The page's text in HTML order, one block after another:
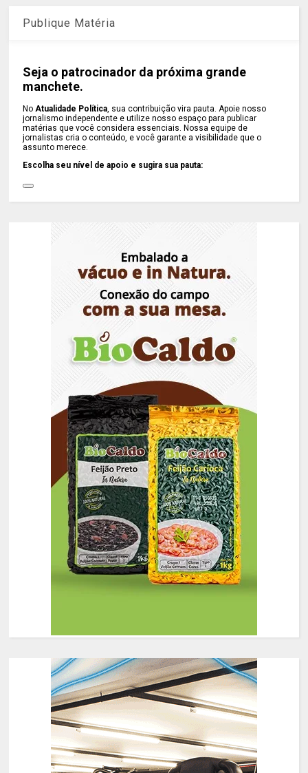
Publique Matéria
Seja o patrocinador da próxima grande
manchete.
NoAtualidade Política, sua contribuição vira pauta. Apoie nosso
jornalismo independente e utilize nosso espaço para publicar
matérias que você considera essenciais. Nossa equipe de
jornalistas cria o conteúdo, e você garante a visibilidade que o
assunto merece.
Escolha seu nível de apoio e sugira sua pauta: